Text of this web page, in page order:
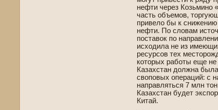
нефти через Козьмино
часть объемов,
приве­ло бы к снижению
нефти. По словам
поставок по
исходила не из
ресурсов тех
которых работы еще не
Казахстан должна
своповых операций: с
направляться 7 млн
Казахстан буде­т
Китай.